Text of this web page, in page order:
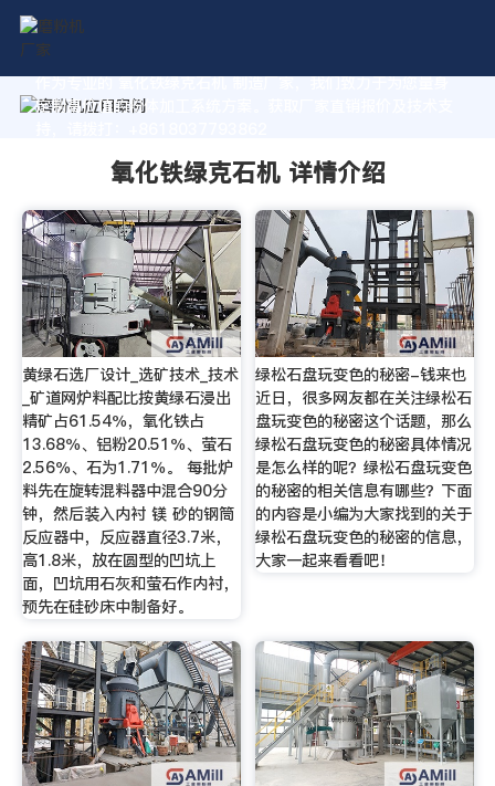
作为专业的 氧化铁绿克石机 制造厂家，我们致力于为您量身
定制高价值的粉体加工系统方案。获取厂家直销报价及技术支
氧化铁绿克石机 详情介绍
黄绿石选厂设计_选矿技术_技术
_矿道网炉料配比按黄绿石浸出
精矿占61.54％，氧化铁占
13.68％、铝粉20.51％、萤石
2.56％、石为1.71％。 每批炉
料先在旋转混料器中混合90分
钟，然后装入内衬 镁 砂的钢筒
反应器中，反应器直径3.7米，
高1.8米，放在圆型的凹坑上
面，凹坑用石灰和萤石作内衬，
预先在硅砂床中制备好。
绿松石盘玩变色的秘密-钱来也
近日，很多网友都在关注绿松石
盘玩变色的秘密这个话题，那么
绿松石盘玩变色的秘密具体情况
是怎么样的呢？绿松石盘玩变色
的秘密的相关信息有哪些？下面
的内容是小编为大家找到的关于
绿松石盘玩变色的秘密的信息，
大家一起来看看吧！